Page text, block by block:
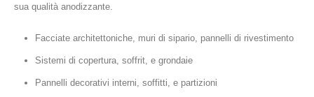
sua qualità anodizzante.
Facciate architettoniche, muri di sipario, pannelli di rivestimento
Sistemi di copertura, soffrit, e grondaie
Pannelli decorativi interni, soffitti, e partizioni